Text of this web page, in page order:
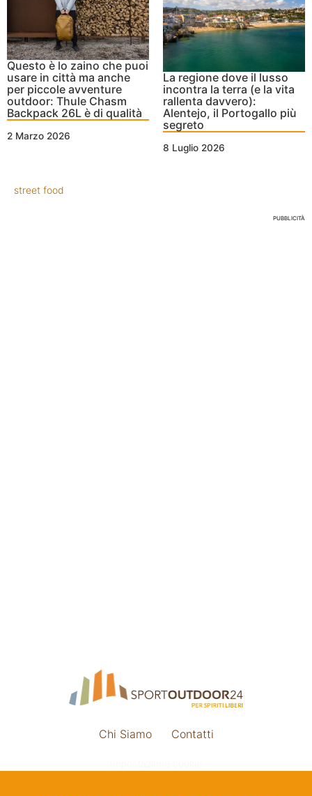
Questo è lo zaino che puoi
usare in città ma anche
per piccole avventure
outdoor: Thule Chasm
Backpack 26L è di qualità
2 Marzo 2026
La regione dove il lusso
incontra la terra (e la vita
rallenta davvero):
Alentejo, il Portogallo più
segreto
8 Luglio 2026
street food
PUBBLICITÀ
Chi Siamo Contatti